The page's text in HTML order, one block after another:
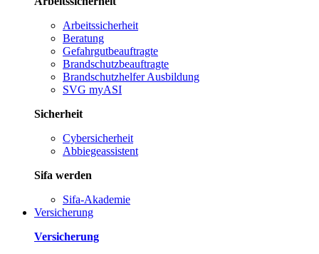
Arbeitssicherheit
Beratung
Gefahrgutbeauftragte
Brandschutzbeauftragte
Brandschutzhelfer Ausbildung
SVG myASI
Sicherheit
Cybersicherheit
Abbiegeassistent
Sifa werden
Sifa-Akademie
Versicherung
Versicherung